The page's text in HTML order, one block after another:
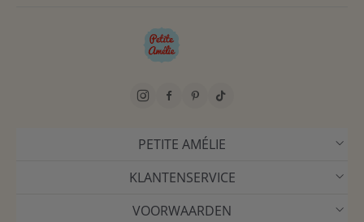
PETITE AMÉLIE
KLANTENSERVICE
VOORWAARDEN